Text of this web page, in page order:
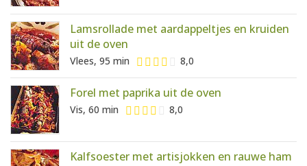
Lamsrollade met aardappeltjes en kruiden
uit de oven
Vlees, 95 min 8,0
Forel met paprika uit de oven
Vis, 60 min 8,0
Kalfsoester met artisjokken en rauwe ham